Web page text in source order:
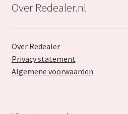
Over Redealer.nl
Over Redealer
Privacy statement
Algemene voorwaarden